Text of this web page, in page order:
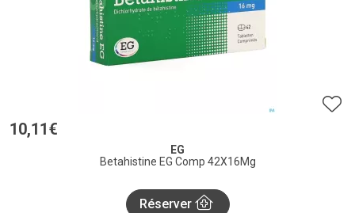
10,11 €
EG
Betahistine EG Comp 42X16Mg
Réserver